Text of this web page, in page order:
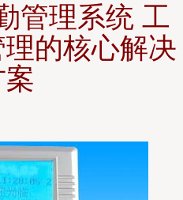
管理系统 工
的核心解决